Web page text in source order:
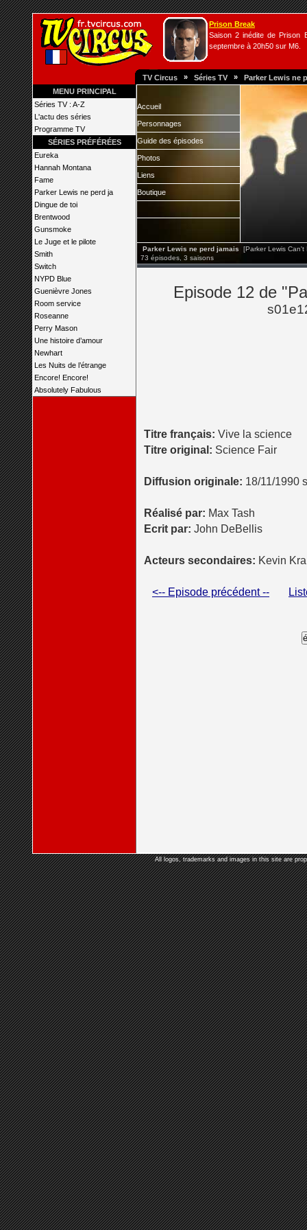
Prison Break
Saison 2 inédite de Prison
septembre à 20h50 sur M6.
TV Circus » Séries TV » Parker Lewis ne
MENU PRINCIPAL
Séries TV : A-Z
L'actu des séries
Programme TV
SÉRIES PRÉFÉRÉES
Eureka
Hannah Montana
Fame
Parker Lewis ne perd ja
Dingue de toi
Brentwood
Gunsmoke
Le Juge et le pilote
Smith
Switch
NYPD Blue
Guenièvre Jones
Room service
Roseanne
Perry Mason
Une histoire d’amour
Newhart
Les Nuits de l’étrange
Encore! Encore!
Absolutely Fabulous
Accueil
Personnages
Guide des épisodes
Photos
Liens
Boutique
Parker Lewis ne perd jamais
[Parker Lewis Can't
73 épisodes, 3 saisons
Episode 12 de
Titre français: Vive la science
Titre original: Science Fair
Diffusion originale: 18/11/1990
Réalisé par: Max Tash
Ecrit par: John DeBellis
Acteurs secondaires: Kevin
<-- Episode précédent --
All logos, trademarks and images in this site are